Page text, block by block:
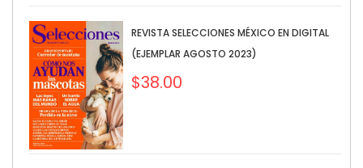
REVISTA SELECCIONES MÉXICO EN DIGITAL
(EJEMPLAR AGOSTO 2023)
$38.00